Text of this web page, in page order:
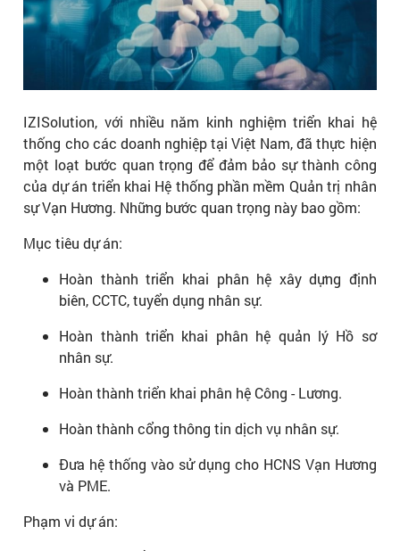
IZISolution, với nhiều năm kinh nghiệm triển khai hệ
thống cho các doanh nghiệp tại Việt Nam, đã thực hiện
một loạt bước quan trọng để đảm bảo sự thành công
của dự án triển khai Hệ thống phần mềm Quản trị nhân
sự Vạn Hương. Những bước quan trọng này bao gồm:
Mục tiêu dự án:
Hoàn thành triển khai phân hệ xây dựng định
biên, CCTC, tuyển dụng nhân sự.
Hoàn thành triển khai phân hệ quản lý Hồ sơ
nhân sự.
Hoàn thành triển khai phân hệ Công - Lương.
Hoàn thành cổng thông tin dịch vụ nhân sự.
Đưa hệ thống vào sử dụng cho HCNS Vạn Hương
và PME.
Phạm vi dự án: